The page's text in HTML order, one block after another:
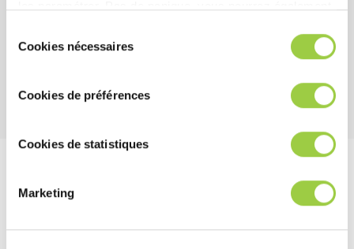
cookies.​ ​ ​
duCookies nécessaires
Cookies de préférences
Cookies de statistiques
Marketing
用于测量 PROMOCLEAN™ 浴液浓度的节省空间的设
避免产品与皮肤、眼睛和衣服接触。 必须使用安全眼镜和手套处